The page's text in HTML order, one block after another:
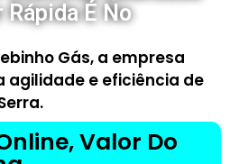
Rápida É No
Gás, a empresa
agilidade e eficiência de
Valor Do